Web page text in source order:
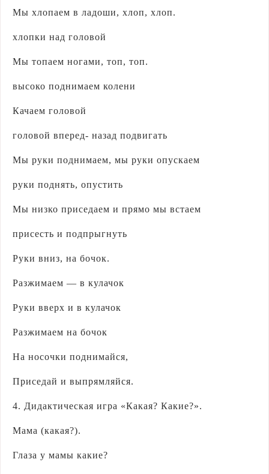
Мы хлопаем в ладоши, хлоп, хлоп.
хлопки над головой
Мы топаем ногами, топ, топ.
высоко поднимаем колени
Качаем головой
головой вперед- назад подвигать
Мы руки поднимаем, мы руки опускаем
руки поднять, опустить
Мы низко приседаем и прямо мы встаем
присесть и подпрыгнуть
Руки вниз, на бочок.
Разжимаем — в кулачок
Руки вверх и в кулачок
Разжимаем на бочок
На носочки поднимайся,
Приседай и выпрямляйся.
4. Дидактическая игра «Какая? Какие?».
Мама (какая?).
Глаза у мамы какие?